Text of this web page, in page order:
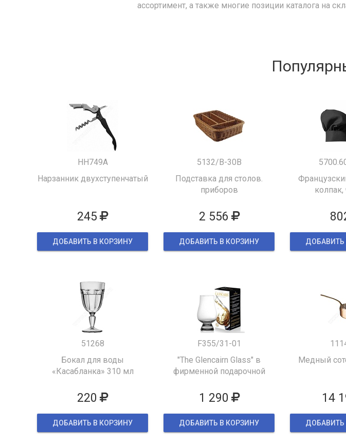
ассортимент, а также многие позиции каталога на
HH749A
Нарзанник двухступенчатый
245
ДОБАВИТЬ В КОРЗИНУ
5132/B-30B
Подставка для столов.
приборов
2 556
ДОБАВИТЬ В КОРЗИНУ ДОБАВИТЬ
51268
Бокал для воды
«Касабланка» 310 мл
220
ДОБАВИТЬ В КОРЗИНУ
F355/31-01
"The Glencairn Glass" в
фирменной подарочной
1 290
ДОБАВИТЬ В КОРЗИНУ
Медный
14
ДОБАВИТЬ